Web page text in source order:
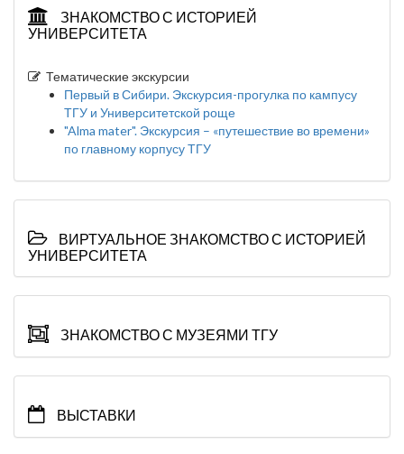
ЗНАКОМСТВО С ИСТОРИЕЙ
УНИВЕРСИТЕТА
Тематические экскурсии
Первый в Сибири. Экскурсия-прогулка по кампусу
ТГУ и Университетской роще
"Alma mater". Экскурсия – «путешествие во времени»
по главному корпусу ТГУ
ВИРТУАЛЬНОЕ ЗНАКОМСТВО С ИСТОРИЕЙ
УНИВЕРСИТЕТА
ЗНАКОМСТВО С МУЗЕЯМИ ТГУ
ВЫСТАВКИ